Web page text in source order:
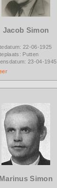
Jacob Simon
22-06-1925
Putten
23-04-1945
Marinus Simon